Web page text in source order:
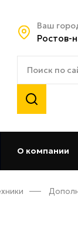
Ваш
Ростов-
О компании